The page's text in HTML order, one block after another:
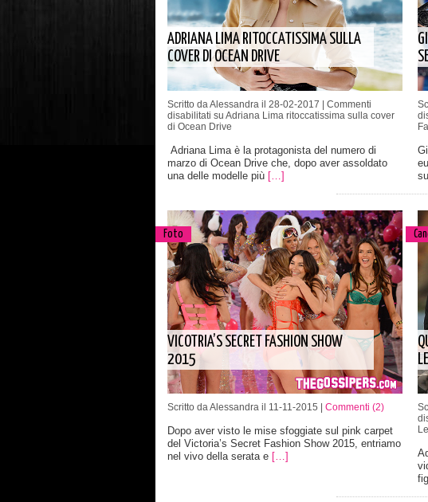
ADRIANA LIMA RITOCCATISSIMA SULLA
COVER DI OCEAN DRIVE
Scritto da Alessandra il 28-02-2017 | Commenti
disabilitati su Adriana Lima ritoccatissima sulla cover
di Ocean Drive
Adriana Lima è la protagonista del numero di
marzo di Ocean Drive che, dopo aver assoldato
una delle modelle più […]
Foto
VICOTRIA’S SECRET FASHION SHOW
2015
Scritto da Alessandra il 11-11-2015 | Commenti (2)
Dopo aver visto le mise sfoggiate sul pink carpet
del Victoria’s Secret Fashion Show 2015, entriamo
nel vivo della serata e […]